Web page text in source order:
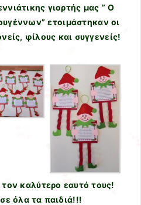
γιορτής μας ” Ο
ετοιμάστηκαν οι
φίλους και συγγενείς!
καλύτερο εαυτό τους!
όλα τα παιδιά!!!